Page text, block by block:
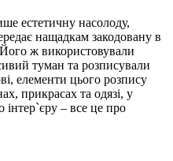
естетичну насолоду,
нащадкам закодовану в
ж використовували
туман та розписували
елементи цього розпису
прикрасах та одязі, у
– все це про